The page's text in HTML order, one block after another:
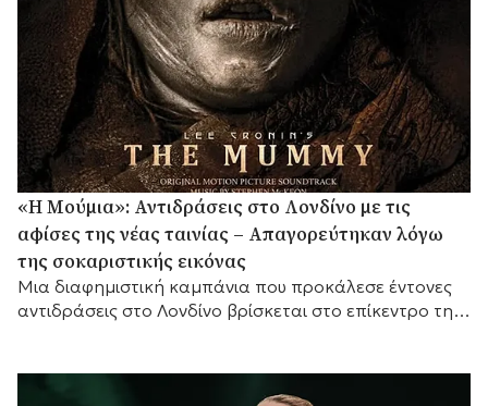
«Η Μούμια»: Αντιδράσεις στο Λονδίνο με τις
αφίσες της νέας ταινίας – Απαγορεύτηκαν λόγω
της σοκαριστικής εικόνας
Μια διαφημιστική καμπάνια που προκάλεσε έντονες
αντιδράσεις στο Λονδίνο βρίσκεται στο επίκεντρο της